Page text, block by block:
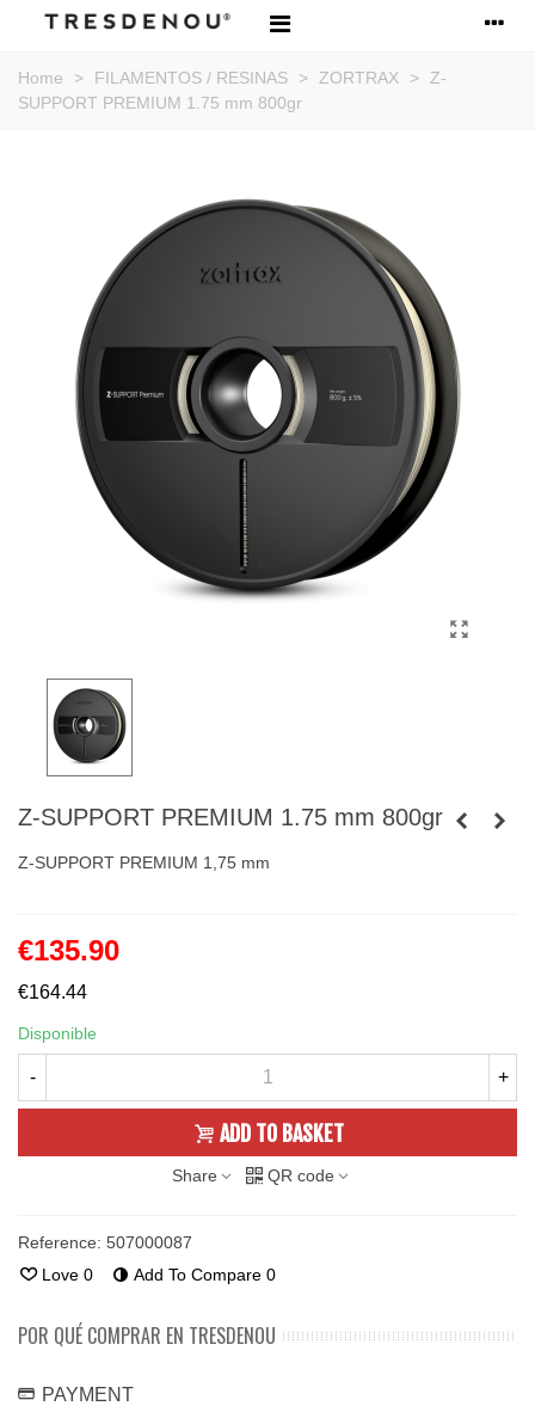
Home > FILAMENTOS / RESINAS > ZORTRAX >
Z-
SUPPORT PREMIUM 1.75 mm 800gr
Z-SUPPORT PREMIUM 1.75 mm 800gr
Z-SUPPORT PREMIUM 1,75 mm
€135.90
€164.44
Disponible
- +
ADD TO BASKET
Share QR code
Reference: 507000087
Love 0 Add To Compare 0
POR QUÉ COMPRAR EN TRESDENOU
PAYMENT